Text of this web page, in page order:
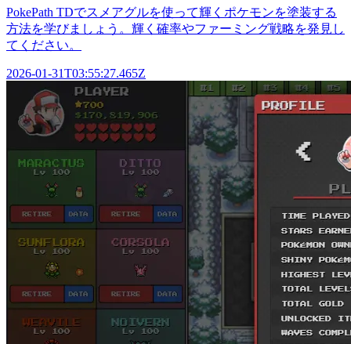
PokePath TDでスメアグルを使って輝くポケモンを塗装する
方法を学びましょう。輝く確率やファーミング戦略を発見し
てください。
2026-01-31T03:55:27.465Z